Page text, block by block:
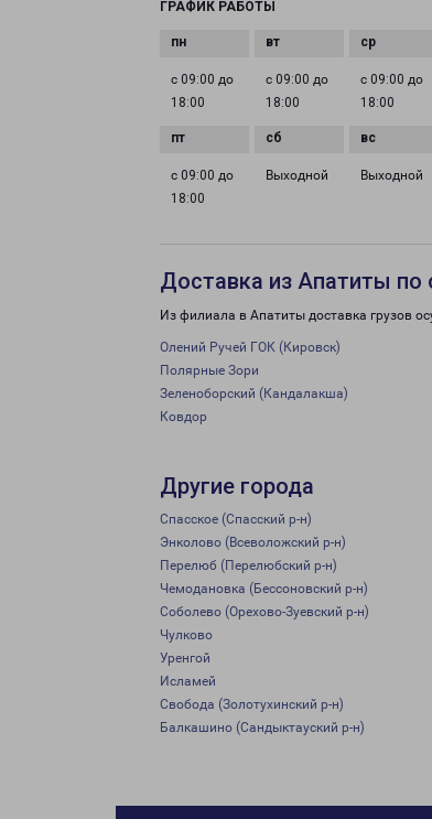
ГРАФИК РАБОТЫ
с 09:00 до
18:00
с 09:00 до
18:00
с 09:00 до
18:00
с 09:00 до
18:00
Выходной Выходной
Доставка из Апатиты по
Из филиала в Апатиты доставка грузов
Олений Ручей ГОК (Кировск)
Полярные Зори
Зеленоборский (Кандалакша)
Ковдор
Другие города
Спасское (Спасский р-н)
Энколово (Всеволожский р-н)
Перелюб (Перелюбский р-н)
Чемодановка (Бессоновский р-н)
Соболево (Орехово-Зуевский р-н)
Чулково
Уренгой
Исламей
Свобода (Золотухинский р-н)
Балкашино (Сандыктауский р-н)